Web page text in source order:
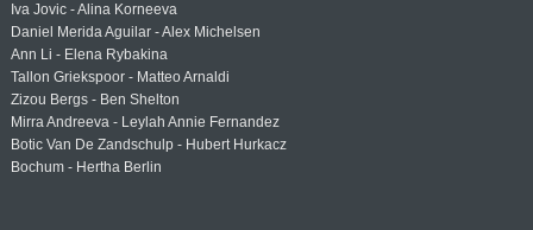
Iva Jovic - Alina Korneeva
Daniel Merida Aguilar - Alex Michelsen
Ann Li - Elena Rybakina
Tallon Griekspoor - Matteo Arnaldi
Zizou Bergs - Ben Shelton
Mirra Andreeva - Leylah Annie Fernandez
Botic Van De Zandschulp - Hubert Hurkacz
Bochum - Hertha Berlin